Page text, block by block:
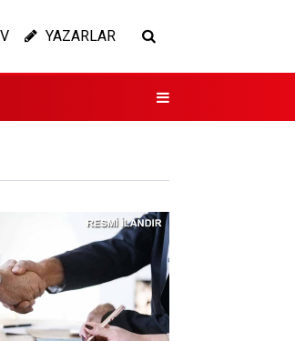
YAZARLAR